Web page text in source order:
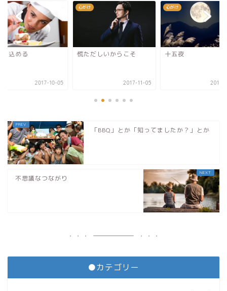
を込める
2017-10-05
心がけ
慌ただしいからこそ
2017-11-05
心がけ
十五夜
2017-
「BBQ」とか「知ってましたか？」とか
不思議なつながり
●カテゴリー